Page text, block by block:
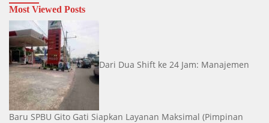
Most Viewed Posts
Dari Dua Shift ke 24 Jam: Manajemen
Baru SPBU Gito Gati Siapkan Layanan Maksimal (Pimpinan